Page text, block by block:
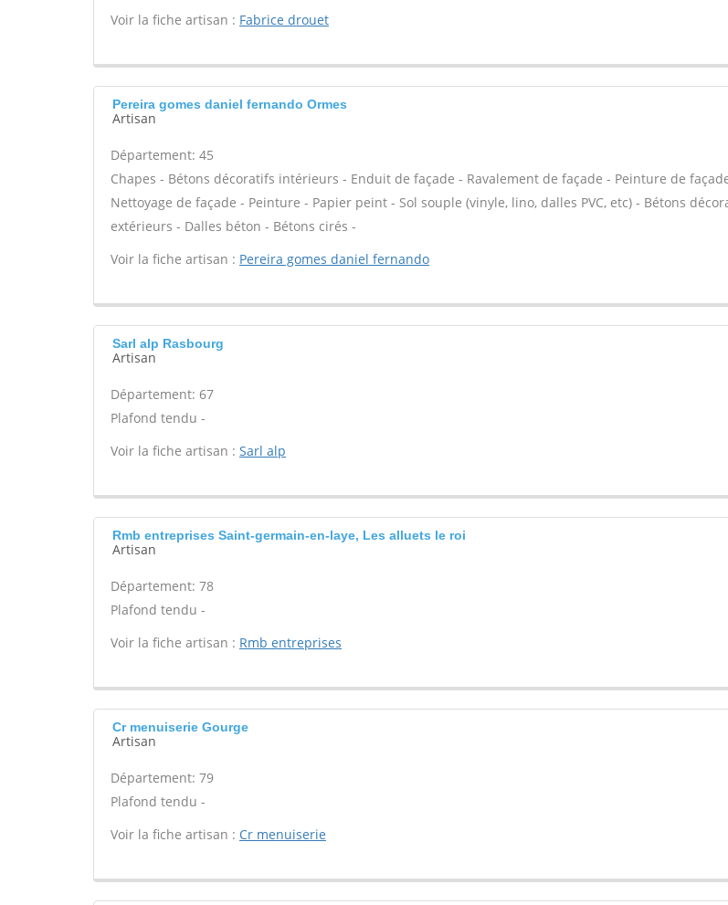
Voir la fiche artisan : Fabrice drouet
Pereira gomes daniel fernando Ormes
Artisan
Département: 45
Chapes - Bétons décoratifs intérieurs - Enduit de façade - Ravalement de façade - Peinture de
Nettoyage de façade - Peinture - Papier peint - Sol souple (vinyle, lino, dalles PVC, etc) - Bétons
extérieurs - Dalles béton - Bétons cirés -
Voir la fiche artisan : Pereira gomes daniel fernando
Sarl alp Rasbourg
Artisan
Département: 67
Plafond tendu -
Voir la fiche artisan : Sarl alp
Rmb entreprises Saint-germain-en-laye, Les alluets le roi
Artisan
Département: 78
Plafond tendu -
Voir la fiche artisan : Rmb entreprises
Cr menuiserie Gourge
Artisan
Département: 79
Plafond tendu -
Voir la fiche artisan : Cr menuiserie